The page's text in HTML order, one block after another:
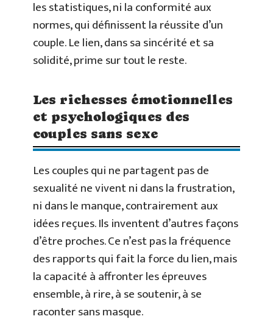
les statistiques, ni la conformité aux
normes, qui définissent la réussite d’un
couple. Le lien, dans sa sincérité et sa
solidité, prime sur tout le reste.
Les richesses émotionnelles
et psychologiques des
couples sans sexe
Les couples qui ne partagent pas de
sexualité ne vivent ni dans la frustration,
ni dans le manque, contrairement aux
idées reçues. Ils inventent d’autres façons
d’être proches. Ce n’est pas la fréquence
des rapports qui fait la force du lien, mais
la capacité à affronter les épreuves
ensemble, à rire, à se soutenir, à se
raconter sans masque.